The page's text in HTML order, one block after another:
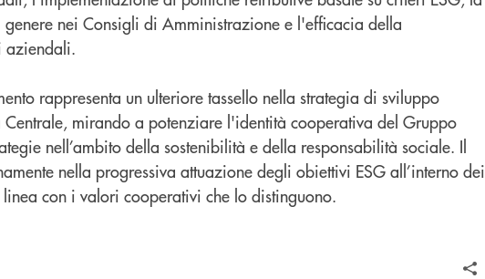
nei Consigli di Amministrazione e l'efficacia della
aziendali.
rappresenta un ulteriore tassello nella strategia di sviluppo
Centrale, mirando a potenziare l'identità cooperativa del Gruppo
nell’ambito della sostenibilità e della responsabilità sociale. Il
nella progressiva attuazione degli obiettivi ESG all’interno dei
con i valori cooperativi che lo distinguono.